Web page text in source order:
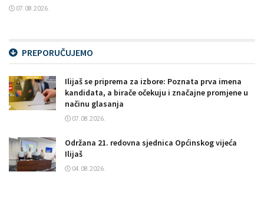
07.08.2026.
PREPORUČUJEMO
Ilijaš se priprema za izbore: Poznata prva imena
kandidata, a birače očekuju i značajne promjene u
načinu glasanja
07.08.2026.
Održana 21. redovna sjednica Općinskog vijeća
Ilijaš
04.08.2026.